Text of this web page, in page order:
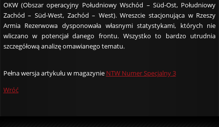
OKW (Obszar operacyjny Południowy Wschód – Süd-Ost, Południowy
Zachód – Süd-West, Zachód – West). Wreszcie stacjonująca w Rzeszy
Armia Rezerwowa dysponowała własnymi statystykami, których nie
wliczano w potencjał danego frontu. Wszystko to bardzo utrudnia
szczegółową analizę omawianego tematu.
Pełna wersja artykułu w magazynie NTW Numer Specjalny 3
Wróć